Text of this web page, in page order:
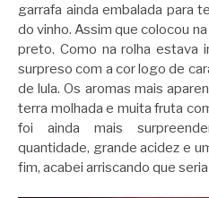
garrafa ainda embalada para
do vinho. Assim que colocou
preto. Como na rolha estava
surpreso com a cor logo de
de lula. Os aromas mais
terra molhada e muita fruta
foi ainda mais
quantidade, grande acidez e
fim, acabei arriscando que